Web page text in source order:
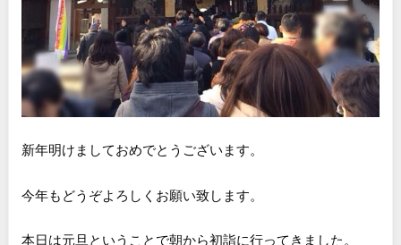
新年明けましておめでとうございます。
今年もどうぞよろしくお願い致します。
本日は元旦ということで朝から初詣に行ってきました。